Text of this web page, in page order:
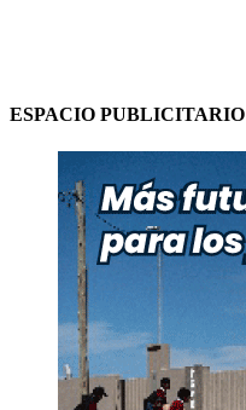
ESPACIO PUBLICITARIO